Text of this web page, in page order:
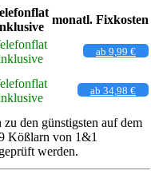
monatl. Fixkosten
ab 9,99 €
ab 34,98 €
den günstigsten auf dem
Kößlarn von 1&1
werden.